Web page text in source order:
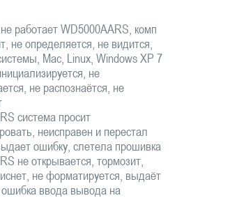
работает WD5000AARS, комп
не определяется, не видится,
Mac, Linux, Windows XP 7
не
не распознаётся, не
система просит
неисправен и перестал
ошибку, слетела прошивка
не открывается, тормозит,
не форматируется, выдаёт
ввода вывода на